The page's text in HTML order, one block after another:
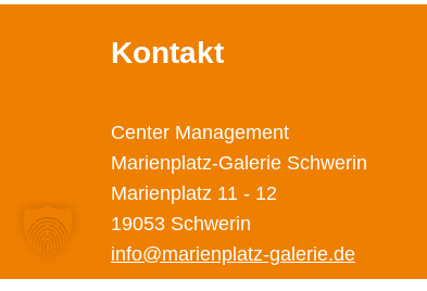
Kontakt
Center Management
Marienplatz-Galerie Schwerin
Marienplatz 11 - 12
19053 Schwerin
info@marienplatz-galerie.de